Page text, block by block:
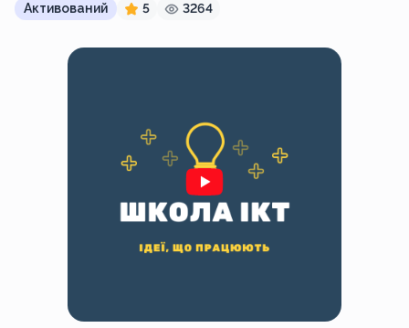
Активований 5 3264